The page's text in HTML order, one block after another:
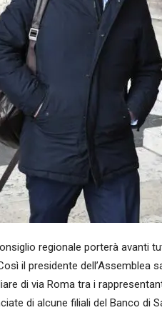
regionale porterà avanti
il presidente dell’Assemblea
di via Roma tra i
di alcune filiali del Banco di